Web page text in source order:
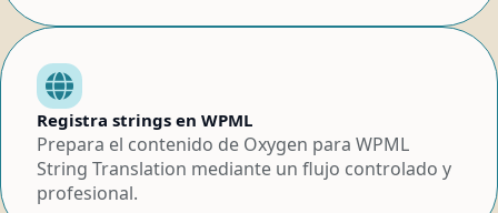
Registra strings en WPML
Prepara el contenido de Oxygen para WPML
String Translation mediante un flujo controlado y
profesional.